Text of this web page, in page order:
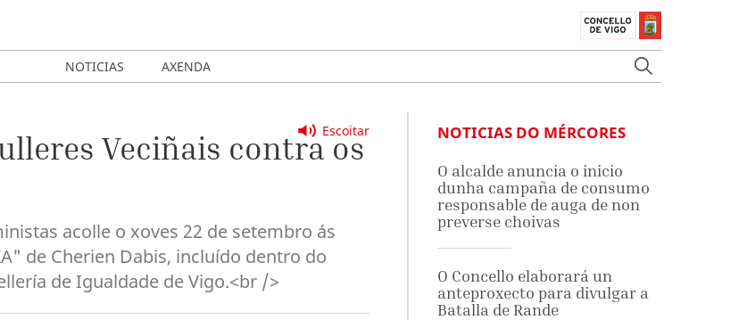
NOTICIAS AXENDA
Escoitar
Veciñais contra os
acolle o xoves 22 de setembro ás
de Cherien Dabis, incluído dentro do
de Igualdade de Vigo.<br />
NOTICIAS DO MÉRCORES
O alcalde anuncia o inicio
dunha campaña de consumo
responsable de auga de non
preverse choivas
O Concello elaborará un
anteproxecto para divulgar a
Batalla de Rande